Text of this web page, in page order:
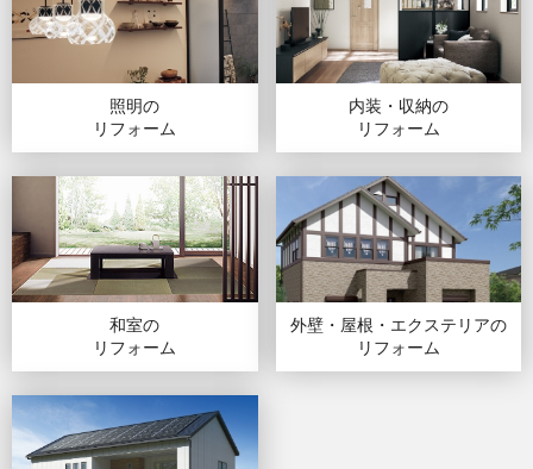
照明の
リフォーム
内装・収納の
リフォーム
和室の
リフォーム
外壁・屋根・エクステリアの
リフォーム